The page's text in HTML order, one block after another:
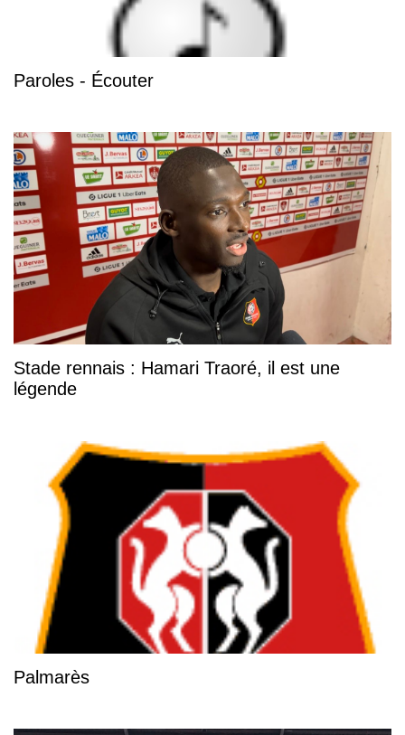
Paroles - Écouter
Stade rennais : Hamari Traoré, il est une
légende
Palmarès